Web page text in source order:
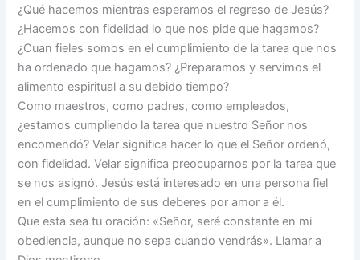
¿Qué hacemos mientras esperamos el regreso de Jesús?
¿Hacemos con fidelidad lo que nos pide que hagamos?
¿Cuan fieles somos en el cumplimiento de la tarea que nos
ha ordenado que hagamos? ¿Preparamos y servimos el
alimento espiritual a su debido tiempo?
Como maestros, como padres, como empleados,
¿estamos cumpliendo la tarea que nuestro Señor nos
encomendó? Velar significa hacer lo que el Señor ordenó,
con fidelidad. Velar significa preocuparnos por la tarea que
se nos asignó. Jesús está interesado en una persona fiel
en el cumplimiento de sus deberes por amor a él.
Que esta sea tu oración: «Señor, seré constante en mi
obediencia, aunque no sepa cuando vendrás». Llamar a